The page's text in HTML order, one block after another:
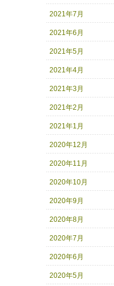
2021年7月
2021年6月
2021年5月
2021年4月
2021年3月
2021年2月
2021年1月
2020年12月
2020年11月
2020年10月
2020年9月
2020年8月
2020年7月
2020年6月
2020年5月